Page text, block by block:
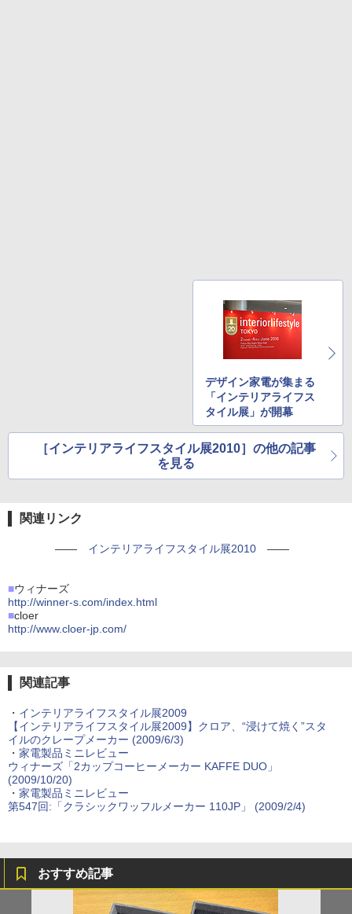
デザイン家電が集まる
「インテリアライフス
タイル展」が開幕
［インテリアライフスタイル展2010］の他の記事
を見る
関連リンク
―― インテリアライフスタイル展2010――
■ウィナーズ
http://winner-s.com/index.html
■cloer
http://www.cloer-jp.com/
関連記事
・ インテリアライフスタイル展2009
【インテリアライフスタイル展2009】クロア、“浸けて焼く”スタ
イルのクレープメーカー (2009/6/3)
・ 家電製品ミニレビュー
ウィナーズ「2カップコーヒーメーカー KAFFE DUO」
(2009/10/20)
・ 家電製品ミニレビュー
第547回:「クラシックワッフルメーカー 110JP」 (2009/2/4)
おすすめ記事